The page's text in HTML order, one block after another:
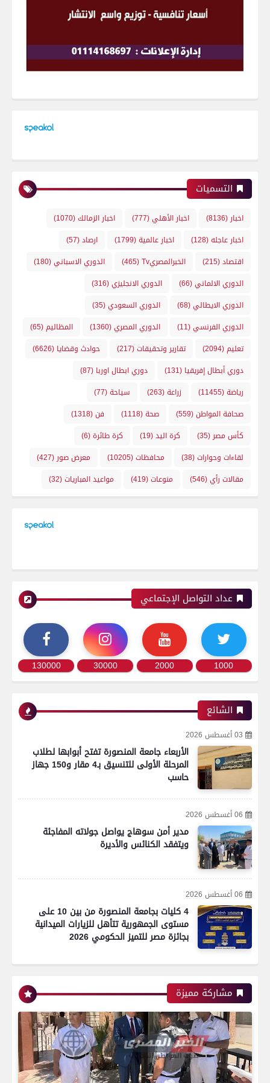
التسميات
اخبار (8136) اخبار الأهلي(777) اخبار الزمالك(1070)
اخبار عاجله(128) اخبار عالمية(1799) ارصاد(57)
اقتصاد(215) الخبرالمصريTv (465) الدوري الاسباني(180)
الدوري الالماني(66) الدوري الانجليزي(316)
الدوري الايطالي(68) الدوري السعودي(35)
الدوري الفرنسي(11) الدوري المصري(1360) المظاليم(65)
تعليم(2094) تقارير وتحقيقات(217) حوادث وقضايا (6626)
دوري أبطال إفريقيا (131) دوري ابطال اوربا (87)
رياضة(11455) زراعة(263) سياحة(77)
صحافة المواطن(559) صحة(1118) فن(1318)
كأس مصر (35) كرة اليد(19) كرة طائرة(6)
لقاءات وحوارات(38) محافظات(10205) معرض صور (427)
مقالات رأي(546) منوعات(419) مواعيد المباريات(32)
عداد التواصل الإجتماعي
1000
2000
30000
130000
الشائع
03 أغسطس 2026
الأربعاء جامعة المنصورة تفتح أبوابها لطلاب
المرحلة الأولى للتنسيق بـ4 مقار و150 جهاز
حاسب
06 أغسطس 2026
مدير أمن سوهاج يواصل جولاته المفاجئة
ويتفقد الكنائس والأديرة
06 أغسطس 2026
4 كليات بجامعة المنصورة من بين 10 على
مستوى الجمهورية تتأهل للزيارات الميدانية
بجائزة مصر للتميز الحكومي 2026
مشاركة مميزة
اتحاد العاصمة الجزائرى بطلاً لكأس الكونفدرالية
الإفريقية للمرة الثانية في تاريخه